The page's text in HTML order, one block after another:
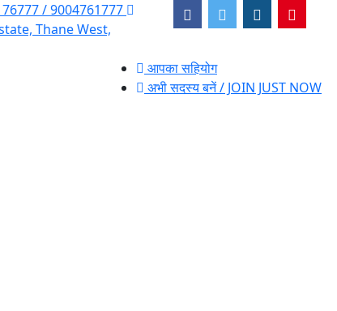
/ 9004761777
Thane West,
आपका सहियोग
अभी सदस्य बनें / JOIN JUST NOW